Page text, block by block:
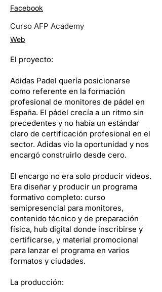
Facebook
Curso AFP Academy
Web
El proyecto:
Adidas Padel quería posicionarse
como referente en la formación
profesional de monitores de pádel en
España. El pádel crecía a un ritmo sin
precedentes y no había un estándar
claro de certificación profesional en el
sector. Adidas vio la oportunidad y nos
encargó construirlo desde cero.
El encargo no era solo producir vídeos.
Era diseñar y producir un programa
formativo completo: curso
semipresencial para monitores,
contenido técnico y de preparación
física, hub digital donde inscribirse y
certificarse, y material promocional
para lanzar el programa en varios
formatos y ciudades.
La producción: